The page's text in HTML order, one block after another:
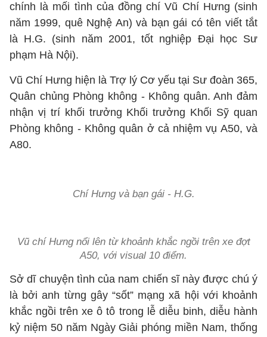
chính là mối tình của đồng chí Vũ Chí Hưng (sinh
năm 1999, quê Nghệ An) và bạn gái có tên viết tắt
là H.G. (sinh năm 2001, tốt nghiệp Đại học Sư
phạm Hà Nội).
Vũ Chí Hưng hiện là Trợ lý Cơ yếu tại Sư đoàn 365,
Quân chủng Phòng không - Không quân. Anh đảm
nhận vị trí khối trưởng Khối trưởng Khối Sỹ quan
Phòng không - Không quân ở cả nhiệm vụ A50, và
A80.
Chí Hưng và bạn gái - H.G.
Vũ chí Hưng nổi lên từ khoảnh khắc ngồi trên xe đợt
A50, với visual 10 điểm.
Sở dĩ chuyện tình của nam chiến sĩ này được chú ý
là bởi anh từng gây “sốt” mạng xã hội với khoảnh
khắc ngồi trên xe ô tô trong lễ diễu binh, diễu hành
kỷ niệm 50 năm Ngày Giải phóng miền Nam, thống